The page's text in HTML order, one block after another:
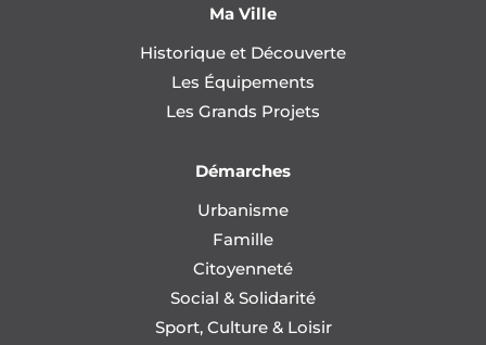
Ma Ville
Historique et Découverte
Les Équipements
Les Grands Projets
Démarches
Urbanisme
Famille
Citoyenneté
Social & Solidarité
Sport, Culture & Loisir